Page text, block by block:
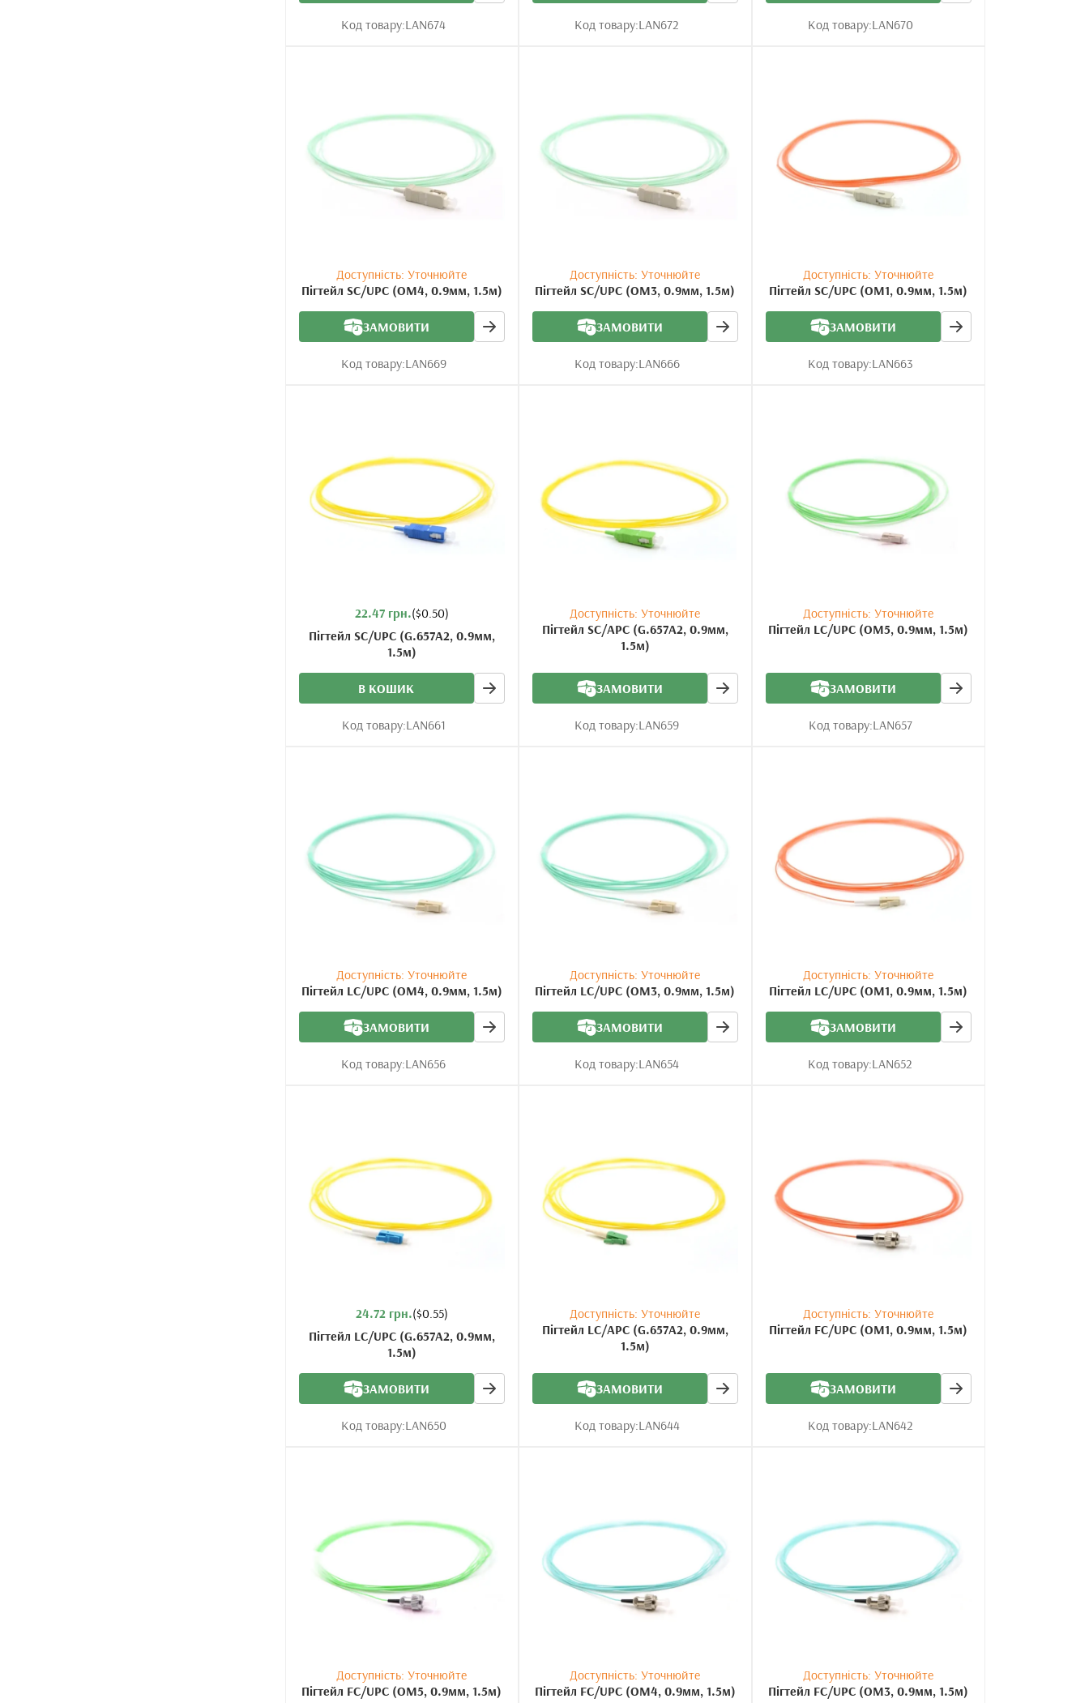
Код товару:LAN674 Код товару:LAN672 Код товару:LAN670
Доступність: Уточнюйте
Пігтейл SC/UPC (OM4, 0.9мм, 1.5м)
ЗАМОВИТИ
Код товару:LAN669
Доступність: Уточнюйте
Пігтейл SC/UPC (OM3, 0.9мм, 1.5м)
ЗАМОВИТИ
Код товару:LAN666
Доступність: Уточнюйте
Пігтейл SC/UPC (OM1, 0.9мм, 1.5м)
ЗАМОВИТИ
Код товару:LAN663
22.47 грн.($0.50)
Пігтейл SC/UPC (G.657A2, 0.9мм,
1.5м)
В КОШИК
Код товару:LAN661
Доступність: Уточнюйте
Пігтейл SC/APC (G.657A2, 0.9мм,
1.5м)
ЗАМОВИТИ
Код товару:LAN659
Доступність: Уточнюйте
Пігтейл LC/UPC (OM5, 0.9мм, 1.5м)
ЗАМОВИТИ
Код товару:LAN657
Доступність: Уточнюйте
Пігтейл LC/UPC (OM4, 0.9мм, 1.5м)
ЗАМОВИТИ
Код товару:LAN656
Доступність: Уточнюйте
Пігтейл LC/UPC (OM3, 0.9мм, 1.5м)
ЗАМОВИТИ
Код товару:LAN654
Доступність: Уточнюйте
Пігтейл LC/UPC (OM1, 0.9мм, 1.5м)
ЗАМОВИТИ
Код товару:LAN652
24.72 грн.($0.55)
Пігтейл LC/UPC (G.657A2, 0.9мм,
1.5м)
ЗАМОВИТИ
Код товару:LAN650
Доступність: Уточнюйте
Пігтейл LC/APC (G.657A2, 0.9мм,
1.5м)
ЗАМОВИТИ
Код товару:LAN644
Доступність: Уточнюйте
Пігтейл FC/UPC (OM1, 0.9мм, 1.5м)
ЗАМОВИТИ
Код товару:LAN642
Доступність: Уточнюйте
Пігтейл FC/UPC (OM5, 0.9мм, 1.5м)
Доступність: Уточнюйте
Пігтейл FC/UPC (OM4, 0.9мм, 1.5м)
Доступність: Уточнюйте
Пігтейл FC/UPC (OM3, 0.9мм, 1.5м)